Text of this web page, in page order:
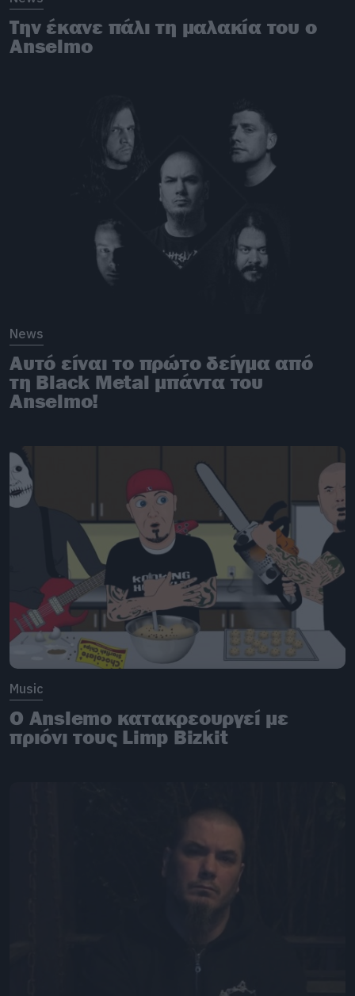
Την έκανε πάλι τη μαλακία του ο
Anselmo
News
Αυτό είναι το πρώτο δείγμα από
τη Black Metal μπάντα του
Anselmo!
Music
Ο Anslemo κατακρεουργεί με
πριόνι τους Limp Bizkit